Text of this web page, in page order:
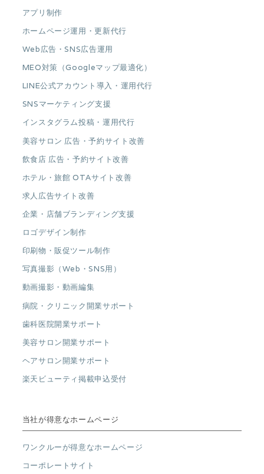
アプリ制作
ホームページ運用・更新代行
Web広告・SNS広告運用
MEO対策（Googleマップ最適化）
LINE公式アカウント導入・運用代行
SNSマーケティング支援
インスタグラム投稿・運用代行
美容サロン 広告・予約サイト改善
飲食店 広告・予約サイト改善
ホテル・旅館 OTAサイト改善
求人広告サイト改善
企業・店舗ブランディング支援
ロゴデザイン制作
印刷物・販促ツール制作
写真撮影（Web・SNS用）
動画撮影・動画編集
病院・クリニック開業サポート
歯科医院開業サポート
美容サロン開業サポート
ヘアサロン開業サポート
楽天ビューティ掲載申込受付
当社が得意なホームページ
ワンクルーが得意なホームページ
コーポレートサイト